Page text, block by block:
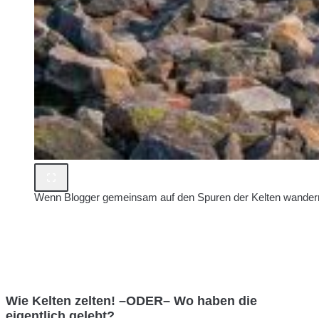
Wenn Blogger gemeinsam auf den Spuren der Kelten
Wie Kelten zelten! –ODER– Wo haben die